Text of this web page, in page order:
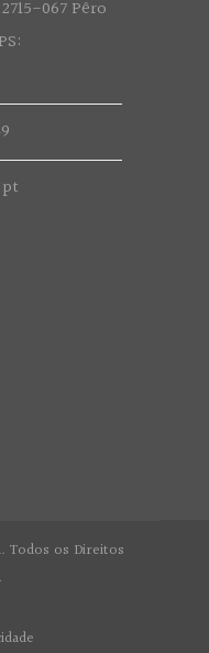
067 Pêro
Todos os Direitos